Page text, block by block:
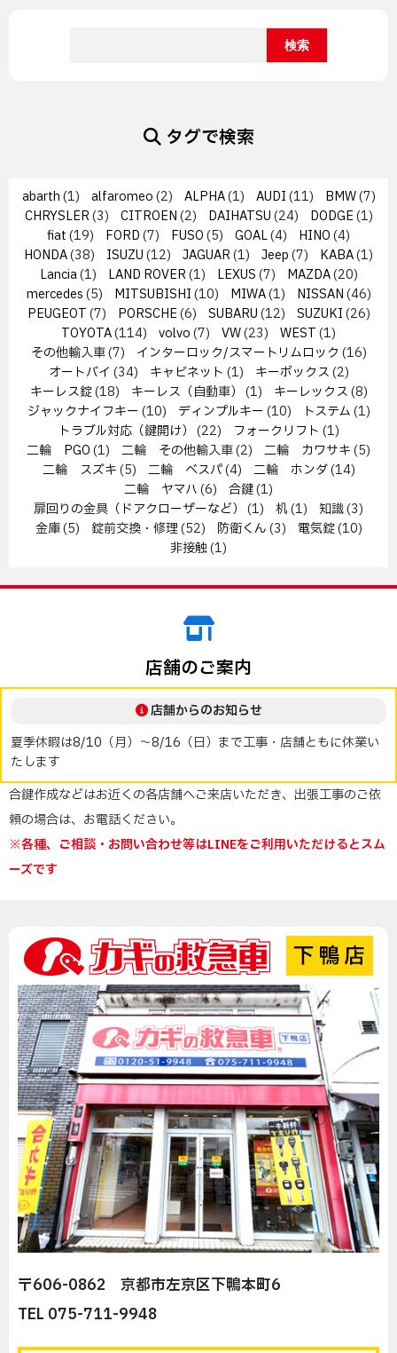
タグで検索
abarth(1) alfaromeo(2) ALPHA(1) AUDI(11) BMW(7)
CHRYSLER(3) CITROEN(2) DAIHATSU(24) DODGE(1)
fiat(19) FORD(7) FUSO(5) GOAL(4) HINO(4)
HONDA(38) ISUZU(12) JAGUAR(1) Jeep(7) KABA(1)
Lancia(1) LAND ROVER(1) LEXUS(7) MAZDA(20)
mercedes(5) MITSUBISHI(10) MIWA(1) NISSAN(46)
PEUGEOT(7) PORSCHE(6) SUBARU(12) SUZUKI(26)
TOYOTA(114) volvo(7) VW(23) WEST(1)
その他輸入車(7) インターロック/スマートリムロック (16)
オートバイ (34) キャビネット (1) キーボックス(2)
キーレス錠(18) キーレス（自動車） (1) キーレックス(8)
ジャックナイフキー(10) ディンプルキー(10) トステム(1)
トラブル対応（鍵開け） (22) フォークリフト (1)
二輪 PGO(1) 二輪 その他輸入車(2) 二輪 カワサキ(5)
二輪 スズキ(5) 二輪 ベスパ(4) 二輪 ホンダ(14)
二輪 ヤマハ(6) 合鍵(1)
扉回りの金具（ドアクローザーなど） (1) 机(1) 知識(3)
金庫(5) 錠前交換・修理(52) 防衛くん(3) 電気錠(10)
非接触(1)
店舗のご案内
店舗からのお知らせ
夏季休暇は8/10（月）～8/16（日）まで工事・店舗ともに休業い
たします
合鍵作成などはお近くの各店舗へご来店いただき、出張工事のご依
頼の場合は、お電話ください。
※各種、ご相談・お問い合わせ等はLINEをご利用いただけるとスム
ーズです
〒606-0862 京都市左京区下鴨本町6
TEL 075-711-9948